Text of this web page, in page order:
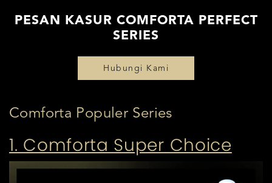
PESAN KASUR COMFORTA PERFECT
SERIES
Hubungi Kami
Comforta Populer Series
1. Comforta Super Choice